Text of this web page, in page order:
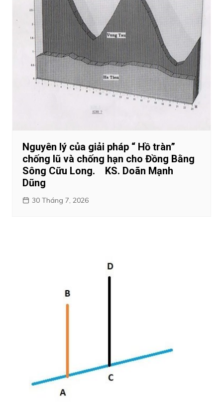
Nguyên lý của giải pháp “ Hồ tràn”
chống lũ và chống hạn cho Đồng Bằng
Sông Cữu Long. KS. Doãn Mạnh
Dũng
30 Tháng 7, 2026